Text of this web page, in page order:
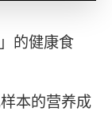
的健康食
本的营养成